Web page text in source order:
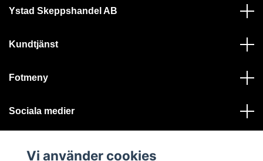
Ystad Skeppshandel AB
Kundtjänst
Fotmeny
Sociala medier
Vi använder cookies